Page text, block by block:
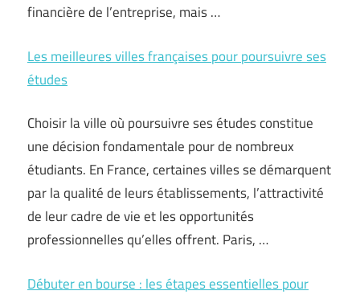
financière de l’entreprise, mais …
Les meilleures villes françaises pour poursuivre ses
études
Choisir la ville où poursuivre ses études constitue
une décision fondamentale pour de nombreux
étudiants. En France, certaines villes se démarquent
par la qualité de leurs établissements, l’attractivité
de leur cadre de vie et les opportunités
professionnelles qu’elles offrent. Paris, …
Débuter en bourse : les étapes essentielles pour